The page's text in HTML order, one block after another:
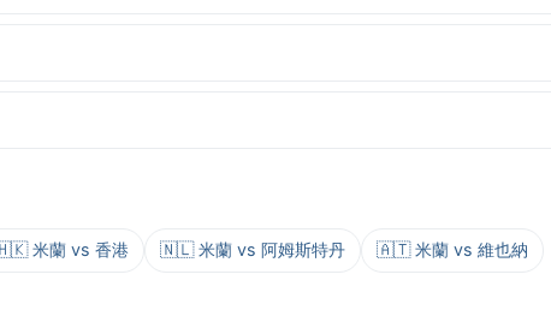
米蘭 vs 香港 🇳🇱 米蘭 vs 阿姆斯特丹 🇦🇹 米蘭 vs 維也納